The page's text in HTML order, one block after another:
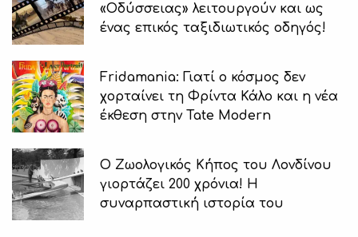
«Οδύσσειας» λειτουργούν και ως
ένας επικός ταξιδιωτικός οδηγός!
Fridamania: Γιατί ο κόσμος δεν
χορταίνει τη Φρίντα Κάλο και η νέα
έκθεση στην Tate Modern
Ο Ζωολογικός Κήπος του Λονδίνου
γιορτάζει 200 χρόνια! Η
συναρπαστική ιστορία του